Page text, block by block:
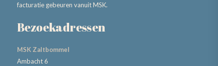
facturatie gebeuren vanuit MSK.
Bezoekadressen
MSK Zaltbommel
Ambacht 6